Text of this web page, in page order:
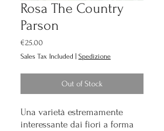
Rosa The Country
Parson
€25.00
Sales Tax Included Spedizione
Out of Stock
Una varietà estremamente
interessante dai fiori a forma